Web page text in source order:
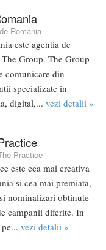
Romania
este agentia de
Group. The Group
comunicare din
specializate in
digital,... vezi detalii »
Practice
este cea mai creativa
si cea mai premiata,
nominalizari obtinute
campanii diferite. In
vezi detalii »